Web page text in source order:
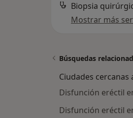
Biopsia
Mostrar más
Búsquedas
Ciudades cercanas
Disfunción eréctil
Disfunción eréctil